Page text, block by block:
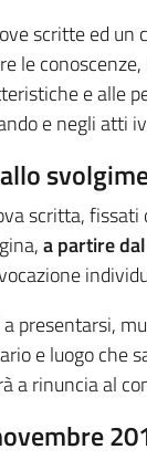
scritte ed
le
e alle
e negli atti
scritta,
a partire
presentarsi,
e luogo che
a rinuncia al